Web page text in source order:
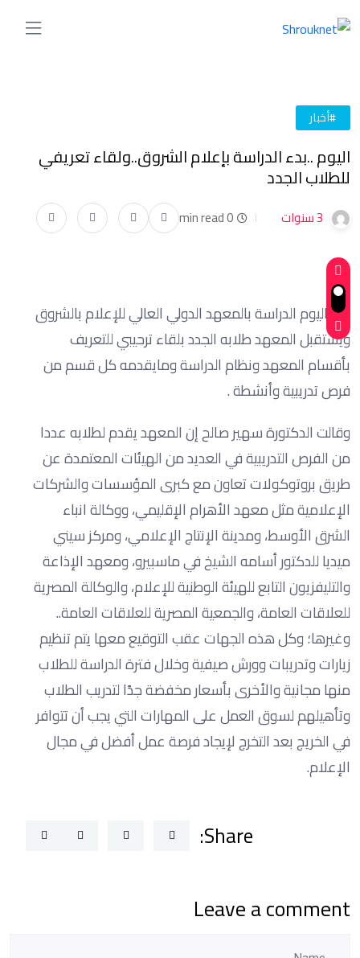
#أخبار
اليوم ..بدء الدراسة بإعلام الشروق..ولقاء تعريفي
للطلاب الجدد
3 سنوات 0 min read
تبدأ اليوم الدراسة بالمعهد الدولي العالي للإعلام بالشروق
ويستقبل المعهد طلابه الجدد بلقاء ترحيبي للتعريف
بأقسام المعهد ونظام الدراسة ومايقدمه كل قسم من
فرص تدريبية وأنشطة .
وقالت الدكتورة سهير صالح إن المعهد يقدم لطلابه عددا
من الفرص التدريبية في العديد من الهيئات المعتمدة عن
طريق بروتوكولات تعاون مع كبرى المؤسسات والشركات
الإعلامية مثل معهد الأهرام الإقليمي، ووكالة انباء
الشرق الأوسط، ومدينة الإنتاج الإعلامي، ومركز سيني
ميديا للدكتور أسامه الشيخ في ماسبيرو، ومعهد الإذاعة
والتليفزيون التابع للهيئة الوطنية للإعلام، والوكالة المصرية
للعلاقات العامة، والجمعية المصرية للعلاقات العامة..
وغيرها؛ وكل هذه الجهات عقب التوقيع معها يتم تنظيم
زيارات وتدريبات وورش صيفية وخلال فترة الدراسة للطلاب
منها مجانية والأخرى بأسعار مخفضة جدًا لتدريب الطلاب
وتأهيلهم لسوق العمل على المهارات التي يجب أن تتوافر
في الخريج بعد التخرج لإيجاد فرصة عمل أفضل في مجال
الإعلام.
Share:
Leave a comment